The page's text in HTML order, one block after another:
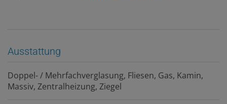
Ausstattung
Doppel- / Mehrfachverglasung Fliesen Gas Kamin
Massiv Zentralheizung Ziegel